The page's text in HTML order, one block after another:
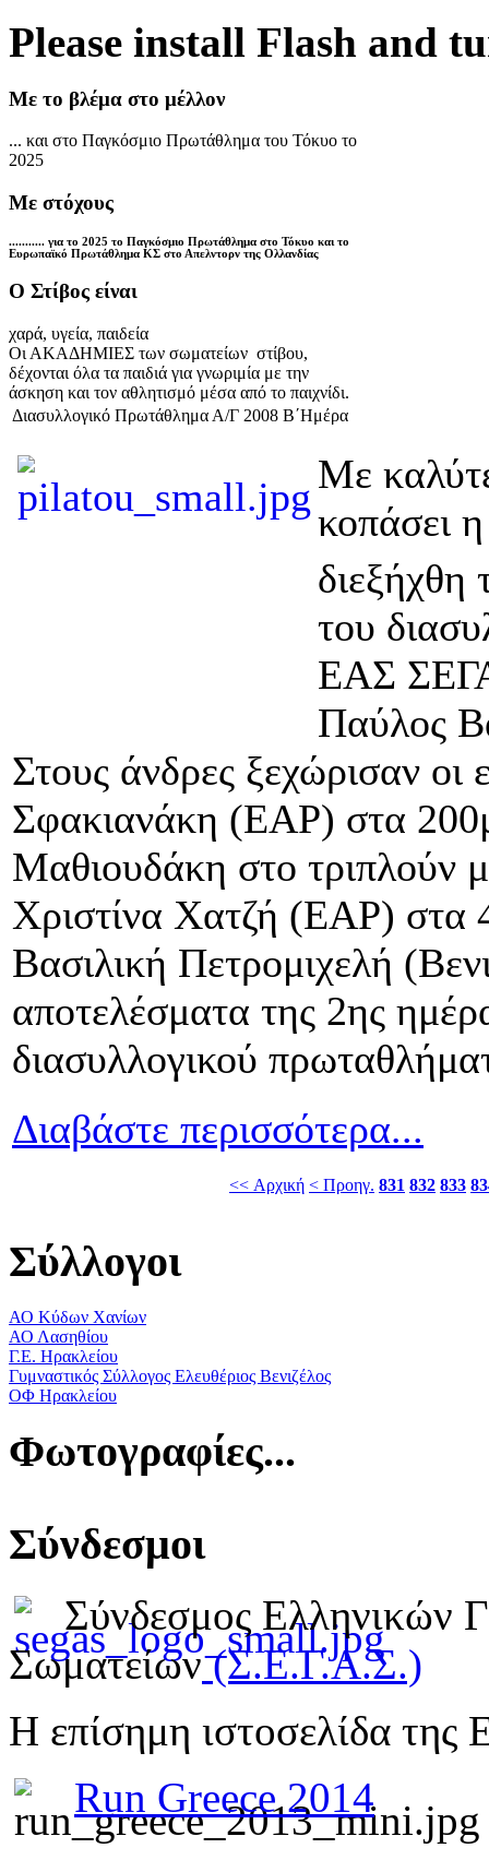
Please install Flash and
Με το βλέμα στο μέλλον
... και στο Παγκόσμιο Πρωτάθλημα του Τόκυο το
2025
Με στόχους
........... για το 2025 το Παγκόσμιο Πρωτάθλημα στο Τόκυο και το
Ευρωπαϊκό Πρωτάθλημα ΚΣ στο Απελντορν της Ολλανδίας
Ο Στίβος είναι
χαρά, υγεία, παιδεία
Οι ΑΚΑΔΗΜΙΕΣ των σωματείων στίβου,
δέχονται όλα τα παιδιά για γνωριμία με την
άσκηση και τον αθλητισμό μέσα από το παιχνίδι.
Διασυλλογικό Πρωτάθλημα Α/Γ 2008 Β΄Ημέρα
Με
κοπάσει
του
ΕΑΣ
Παύλος
Στους άνδρες ξεχώρισαν οι
Σφακιανάκη (ΕΑΡ) στα
Μαθιουδάκη στο τριπλούν
Χριστίνα Χατζή (ΕΑΡ) στα
Βασιλική Πετρομιχελή
αποτελέσματα της 2ης
διασυλλογικού
Διαβάστε περισσότερα...
<< Αρχική < Προηγ. 831 832 833
Σύλλογοι
ΑΟ Κύδων Χανίων
ΑΟ Λασηθίου
Γ.Ε. Ηρακλείου
Γυμναστικός Σύλλογος Ελευθέριος Βενιζέλος
ΟΦ Ηρακλείου
Φωτογραφίες...
Σύνδεσμοι
Σύνδεσμος Ελληνικών
Σωματείων (Σ.Ε.Γ.Α.Σ.)
Η επίσημη ιστοσελίδα της
Run Greece 2014